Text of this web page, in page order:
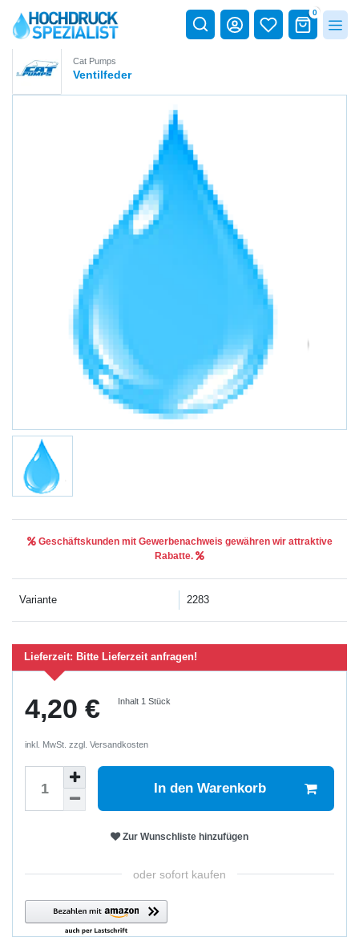
0
Cat Pumps
Ventilfeder
Geschäftskunden mit Gewerbenachweis gewähren wir attraktive
Rabatte.
Variante 2283
Lieferzeit: Bitte Lieferzeit anfragen!
4,20 € Inhalt 1Stück
inkl. MwSt. zzgl. Versandkosten
In den Warenkorb
Zur Wunschliste hinzufügen
oder sofort kaufen